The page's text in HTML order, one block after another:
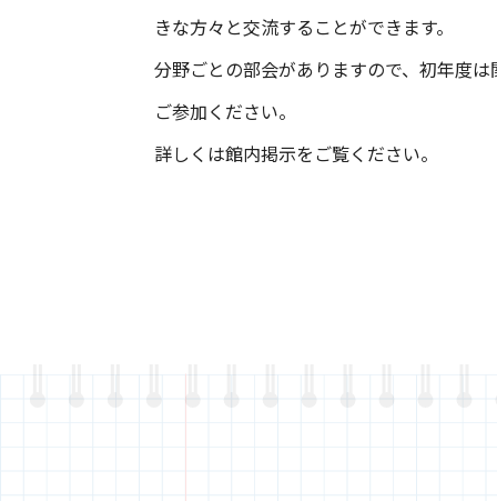
きな方々と交流することができます。
分野ごとの部会がありますので、初年度
ご参加ください。
詳しくは館内掲示をご覧ください。